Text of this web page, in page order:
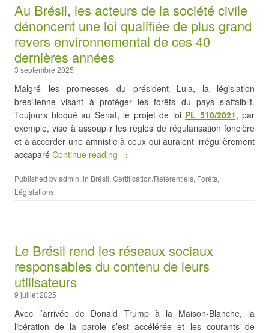
Au Brésil, les acteurs de la société civile
dénoncent une loi qualifiée de plus grand
revers environnemental de ces 40
dernières années
3 septembre 2025
Malgré les promesses du président Lula, la législation
brésilienne visant à protéger les forêts du pays s’affaiblit.
Toujours bloqué au Sénat, le projet de loi PL 510/2021, par
exemple, vise à assouplir les règles de régularisation foncière
et à accorder une amnistie à ceux qui auraient irrégulièrement
accaparé Continue reading →
Published byadmin, in Brésil, Certification/Référentiels, Forêts,
Législations.
Le Brésil rend les réseaux sociaux
responsables du contenu de leurs
utilisateurs
9 juillet 2025
Avec l’arrivée de Donald Trump à la Maison-Blanche, la
libération de la parole s’est accélérée et les courants de